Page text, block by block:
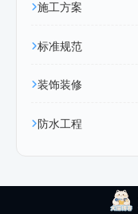
施工方案
标准规范
装饰装修
防水工程